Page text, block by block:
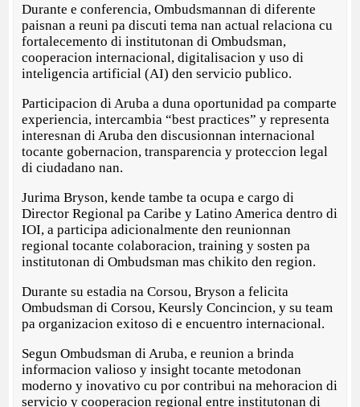
Durante e conferencia, Ombudsmannan di diferente
paisnan a reuni pa discuti tema nan actual relaciona cu
fortalecemento di institutonan di Ombudsman,
cooperacion internacional, digitalisacion y uso di
inteligencia artificial (AI) den servicio publico.
Participacion di Aruba a duna oportunidad pa comparte
experiencia, intercambia “best practices” y representa
interesnan di Aruba den discusionnan internacional
tocante gobernacion, transparencia y proteccion legal
di ciudadano nan.
Jurima Bryson, kende tambe ta ocupa e cargo di
Director Regional pa Caribe y Latino America dentro di
IOI, a participa adicionalmente den reunionnan
regional tocante colaboracion, training y sosten pa
institutonan di Ombudsman mas chikito den region.
Durante su estadia na Corsou, Bryson a felicita
Ombudsman di Corsou, Keursly Concincion, y su team
pa organizacion exitoso di e encuentro internacional.
Segun Ombudsman di Aruba, e reunion a brinda
informacion valioso y insight tocante metodonan
moderno y inovativo cu por contribui na mehoracion di
servicio y cooperacion regional entre institutonan di